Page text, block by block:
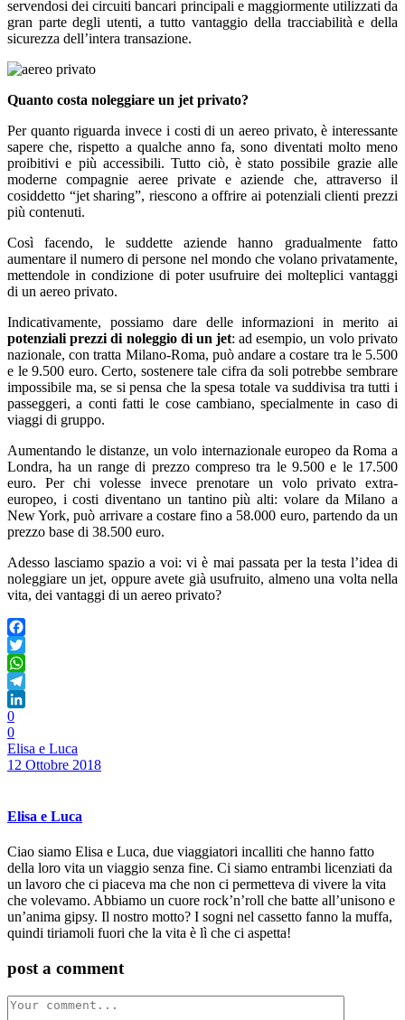
servendosi dei circuiti bancari principali e maggiormente utilizzati da
gran parte degli utenti, a tutto vantaggio della tracciabilità e della
sicurezza dell’intera transazione.
Quanto costa noleggiare un jet privato?
Per quanto riguarda invece i costi di un aereo privato, è interessante
sapere che, rispetto a qualche anno fa, sono diventati molto meno
proibitivi e più accessibili. Tutto ciò, è stato possibile grazie alle
moderne compagnie aeree private e aziende che, attraverso il
cosiddetto “jet sharing”, riescono a offrire ai potenziali clienti prezzi
più contenuti.
Così facendo, le suddette aziende hanno gradualmente fatto
aumentare il numero di persone nel mondo che volano privatamente,
mettendole in condizione di poter usufruire dei molteplici vantaggi
di un aereo privato.
Indicativamente, possiamo dare delle informazioni in merito ai
potenziali prezzi di noleggio di un jet: ad esempio, un volo privato
nazionale, con tratta Milano-Roma, può andare a costare tra le 5.500
e le 9.500 euro. Certo, sostenere tale cifra da soli potrebbe sembrare
impossibile ma, se si pensa che la spesa totale va suddivisa tra tutti i
passeggeri, a conti fatti le cose cambiano, specialmente in caso di
viaggi di gruppo.
Aumentando le distanze, un volo internazionale europeo da Roma a
Londra, ha un range di prezzo compreso tra le 9.500 e le 17.500
euro. Per chi volesse invece prenotare un volo privato extra-
europeo, i costi diventano un tantino più alti: volare da Milano a
New York, può arrivare a costare fino a 58.000 euro, partendo da un
prezzo base di 38.500 euro.
Adesso lasciamo spazio a voi: vi è mai passata per la testa l’idea di
noleggiare un jet, oppure avete già usufruito, almeno una volta nella
vita, dei vantaggi di un aereo privato?
Facebook
Twitter
WhatsApp
Telegram
LinkedIn
0
0
Elisa e Luca
12 Ottobre 2018
Elisa e Luca
Ciao siamo Elisa e Luca, due viaggiatori incalliti che hanno fatto
della loro vita un viaggio senza fine. Ci siamo entrambi licenziati da
un lavoro che ci piaceva ma che non ci permetteva di vivere la vita
che volevamo. Abbiamo un cuore rock’n’roll che batte all’unisono e
un’anima gipsy. Il nostro motto? I sogni nel cassetto fanno la muffa,
quindi tiriamoli fuori che la vita è lì che ci aspetta!
post a comment